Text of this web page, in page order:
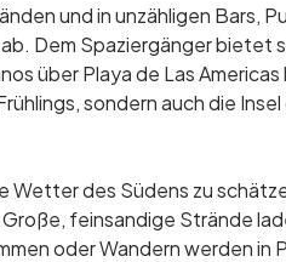
und in unzähligen Bars,
Dem Spaziergänger bietet
über Playa de Las
sondern auch die
Wetter des Südens zu
feinsandige Strände
oder Wandern werden in